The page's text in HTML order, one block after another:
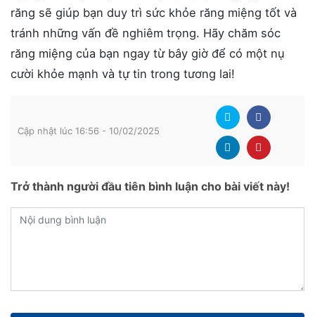
răng sẽ giúp bạn duy trì sức khỏe răng miệng tốt và
tránh những vấn đề nghiêm trọng. Hãy chăm sóc
răng miệng của bạn ngay từ bây giờ để có một nụ
cười khỏe mạnh và tự tin trong tương lai!
Cập nhật lúc 16:56 - 10/02/2025
Trở thành người đầu tiên bình luận cho bài viết này!